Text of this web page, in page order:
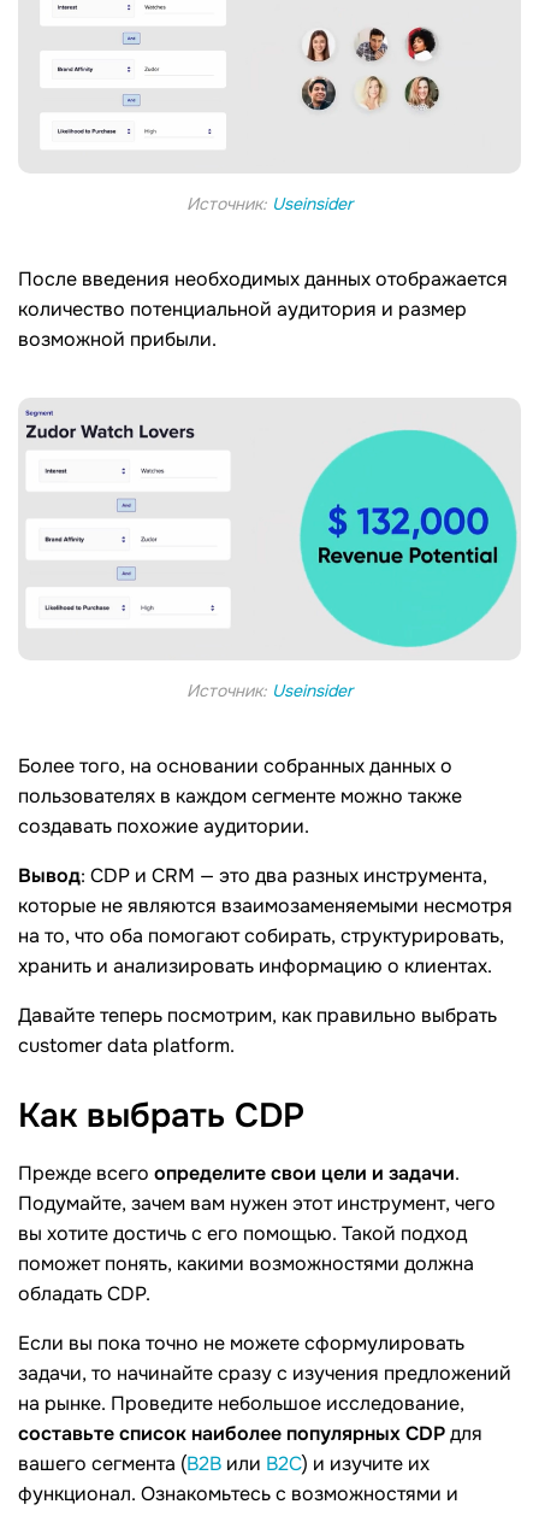
Источник: Useinsider
После введения необходимых данных отображается
количество потенциальной аудитория и размер
возможной прибыли.
Источник: Useinsider
Более того, на основании собранных данных о
пользователях в каждом сегменте можно также
создавать похожие аудитории.
Вывод: CDP и CRM — это два разных инструмента,
которые не являются взаимозаменяемыми несмотря
на то, что оба помогают собирать, структурировать,
хранить и анализировать информацию о клиентах.
Давайте теперь посмотрим, как правильно выбрать
customer data platform.
Как выбрать CDP
Прежде всего определите свои цели и задачи.
Подумайте, зачем вам нужен этот инструмент, чего
вы хотите достичь с его помощью. Такой подход
поможет понять, какими возможностями должна
обладать CDP.
Если вы пока точно не можете сформулировать
задачи, то начинайте сразу с изучения предложений
на рынке. Проведите небольшое исследование,
составьте список наиболее популярных CDPдля
вашего сегмента (B2B или B2C) и изучите их
функционал. Ознакомьтесь с возможностями и